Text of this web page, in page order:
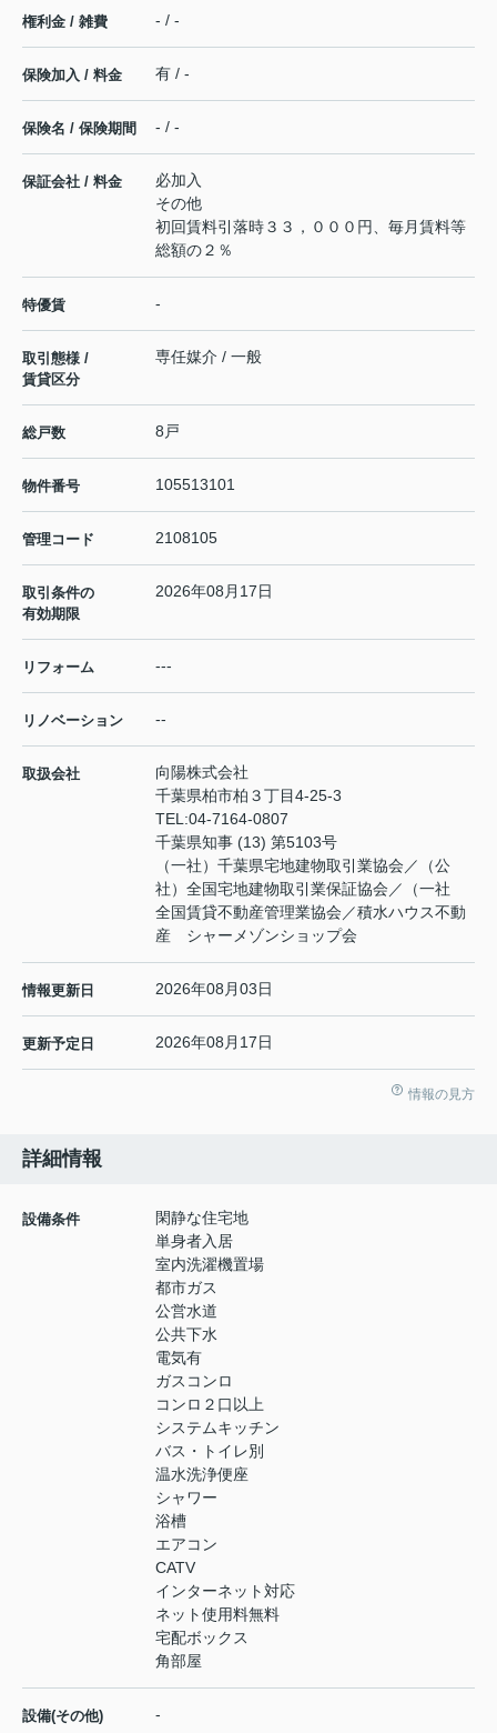
権利金 / 雑費 - / -
保険加入 / 料金 有 / -
保険名 / 保険期間 - / -
保証会社 / 料金
必加入
その他
初回賃料引落時３３，０００円、毎月賃料等
総額の２％
特優賃 -
取引態様 /
賃貸区分
専任媒介 / 一般
総戸数 8戸
物件番号 105513101
管理コード 2108105
取引条件の
有効期限
2026年08月17日
リフォーム ---
リノベーション --
取扱会社
向陽株式会社
千葉県柏市柏３丁目4-25-3
TEL:04-7164-0807
千葉県知事 (13) 第5103号
（一社）千葉県宅地建物取引業協会／（公
社）全国宅地建物取引業保証協会／（一社
全国賃貸不動産管理業協会／積水ハウス不動
産 シャーメゾンショップ会
情報更新日 2026年08月03日
更新予定日 2026年08月17日
情報の見方
詳細情報
設備条件
閑静な住宅地
単身者入居
室内洗濯機置場
都市ガス
公営水道
公共下水
電気有
ガスコンロ
コンロ２口以上
システムキッチン
バス・トイレ別
温水洗浄便座
シャワー
浴槽
エアコン
CATV
インターネット対応
ネット使用料無料
宅配ボックス
角部屋
設備(その他) -